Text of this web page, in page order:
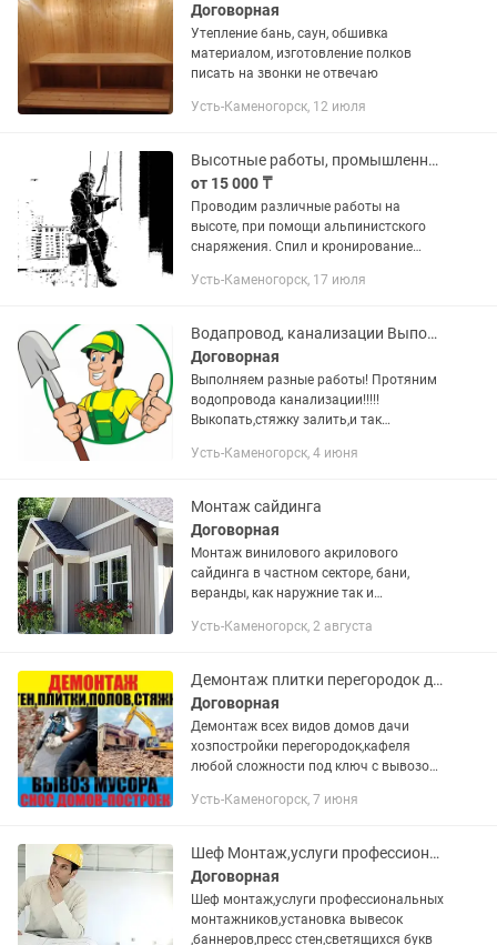
Договорная
Утепление бань, саун, обшивка
материалом, изготовление полков
писать на звонки не отвечаю
Усть-Каменогорск, 12 июля
Высотные работы, промышленный альпинизм
от 15 000 ₸
Проводим различные работы на
высоте, при помощи альпинистского
снаряжения. Спил и кронирование
межпанельных швов, очистка крыш,
Усть-Каменогорск, 17 июля
Водапровод, канализации Выполняем разные работы
Договорная
Выполняем разные работы! Протяним
водопровода канализации!!!!!
Выкопать,стяжку залить,и так
предлагайте договоримся не дорого !!!
Усть-Каменогорск, 4 июня
Монтаж сайдинга
Договорная
Монтаж винилового акрилового
сайдинга в частном секторе, бани,
веранды, как наружние так и
сайдинга. Индивидуальный подход к
Усть-Каменогорск, 2 августа
Демонтаж плитки перегородок домов хозпостроек любой сложности
Договорная
Демонтаж всех видов домов дачи
хозпостройки перегородок,кафеля
любой сложности под ключ с вывозом
осмотра обьекта
Усть-Каменогорск, 7 июня
Шеф Монтаж,услуги профессиональных монтажников
Договорная
Шеф монтаж,услуги профессиональных
монтажников,установка вывесок
,баннеров,пресс стен,светящихся букв